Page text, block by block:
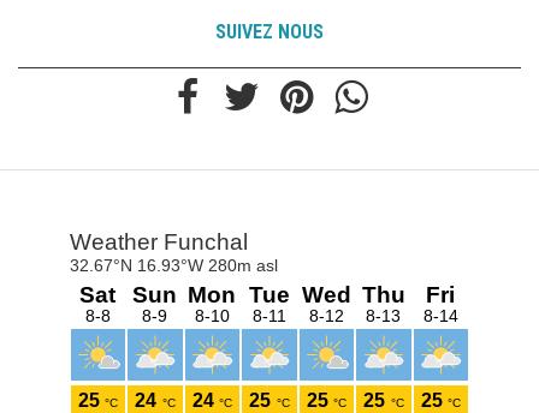
SUIVEZ NOUS